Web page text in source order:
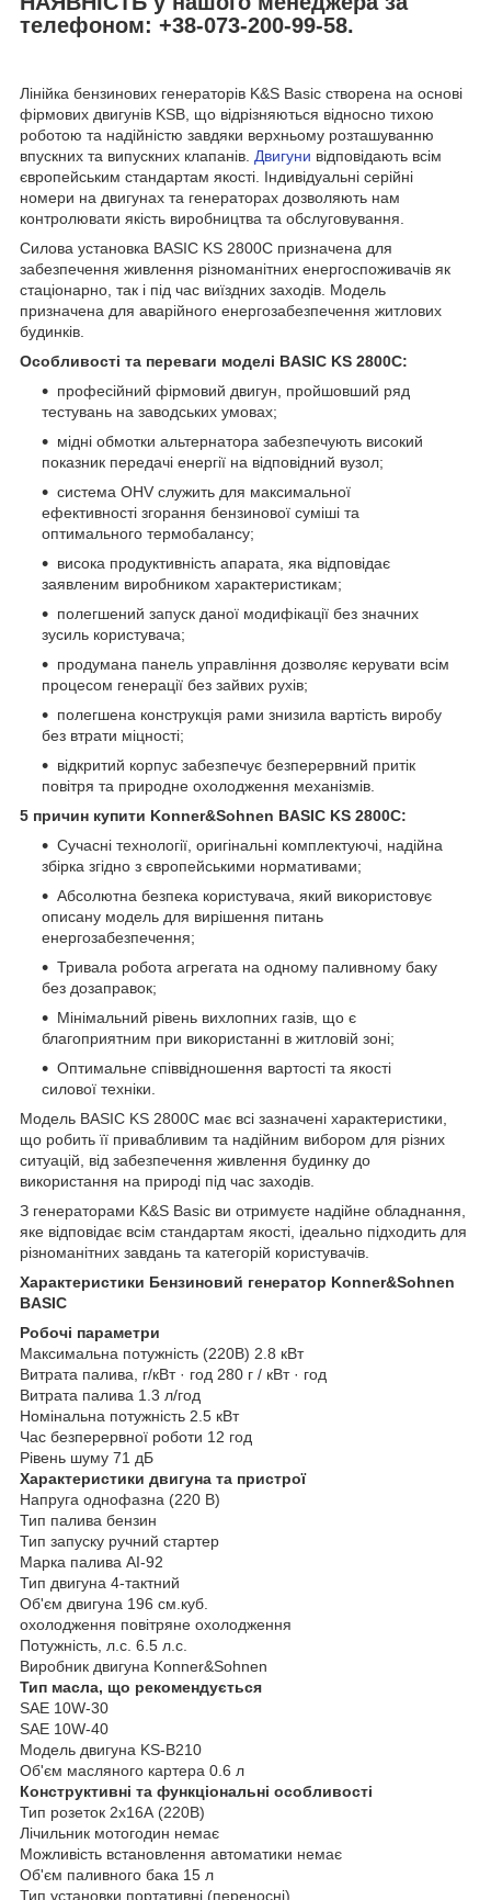
телефоном: +38-073-200-99-58.
Лінійка бензинових генераторів K&S Basic створена на основі
фірмових двигунів KSB, що відрізняються відносно тихою
роботою та надійністю завдяки верхньому розташуванню
впускних та випускних клапанів. Двигуни відповідають всім
європейським стандартам якості. Індивідуальні серійні
номери на двигунах та генераторах дозволяють нам
контролювати якість виробництва та обслуговування.
Силова установка BASIC KS 2800C призначена для
забезпечення живлення різноманітних енергоспоживачів як
стаціонарно, так і під час виїздних заходів. Модель
призначена для аварійного енергозабезпечення житлових
будинків.
Особливості та переваги моделі BASIC KS 2800C:
професійний фірмовий двигун, пройшовший ряд
тестувань на заводських умовах;
мідні обмотки альтернатора забезпечують високий
показник передачі енергії на відповідний вузол;
система OHV служить для максимальної
ефективності згорання бензинової суміші та
оптимального термобалансу;
висока продуктивність апарата, яка відповідає
заявленим виробником характеристикам;
полегшений запуск даної модифікації без значних
зусиль користувача;
продумана панель управління дозволяє керувати всім
процесом генерації без зайвих рухів;
полегшена конструкція рами знизила вартість виробу
без втрати міцності;
відкритий корпус забезпечує безперервний притік
повітря та природне охолодження механізмів.
5 причин купити Konner&Sohnen BASIC KS 2800C:
Сучасні технології, оригінальні комплектуючі, надійна
збірка згідно з європейськими нормативами;
Абсолютна безпека користувача, який використовує
описану модель для вирішення питань
енергозабезпечення;
Тривала робота агрегата на одному паливному баку
без дозаправок;
Мінімальний рівень вихлопних газів, що є
благоприятним при використанні в житловій зоні;
Оптимальне співвідношення вартості та якості
силової техніки.
Модель BASIC KS 2800C має всі зазначені характеристики,
що робить її привабливим та надійним вибором для різних
ситуацій, від забезпечення живлення будинку до
використання на природі під час заходів.
З генераторами K&S Basic ви отримуєте надійне обладнання,
яке відповідає всім стандартам якості, ідеально підходить для
різноманітних завдань та категорій користувачів.
Характеристики Бензиновий генератор Konner&Sohnen
BASIC
Робочі параметри
Максимальна потужність (220В) 2.8 кВт
Витрата палива, г/кВт · год 280 г / кВт · год
Витрата палива 1.3 л/год
Номінальна потужність 2.5 кВт
Час безперервної роботи 12 год
Рівень шуму 71 дБ
Характеристики двигуна та пристрої
Напруга однофазна (220 В)
Тип палива бензин
Тип запуску ручний стартер
Марка палива АІ-92
Тип двигуна 4-тактний
Об'єм двигуна 196 см.куб.
охолодження повітряне охолодження
Потужність, л.с. 6.5 л.с.
Виробник двигуна Konner&Sohnen
Тип масла, що рекомендується
SAE 10W-30
SAE 10W-40
Модель двигуна KS-B210
Об'єм масляного картера 0.6 л
Конструктивні та функціональні особливості
Тип розеток 2х16А (220В)
Лічильник мотогодин немає
Можливість встановлення автоматики немає
Об'єм паливного бака 15 л
Тип установки портативні (переносні)